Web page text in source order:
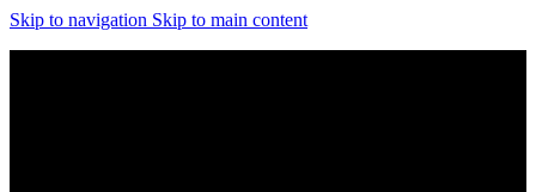
Skip to navigation Skip to main content